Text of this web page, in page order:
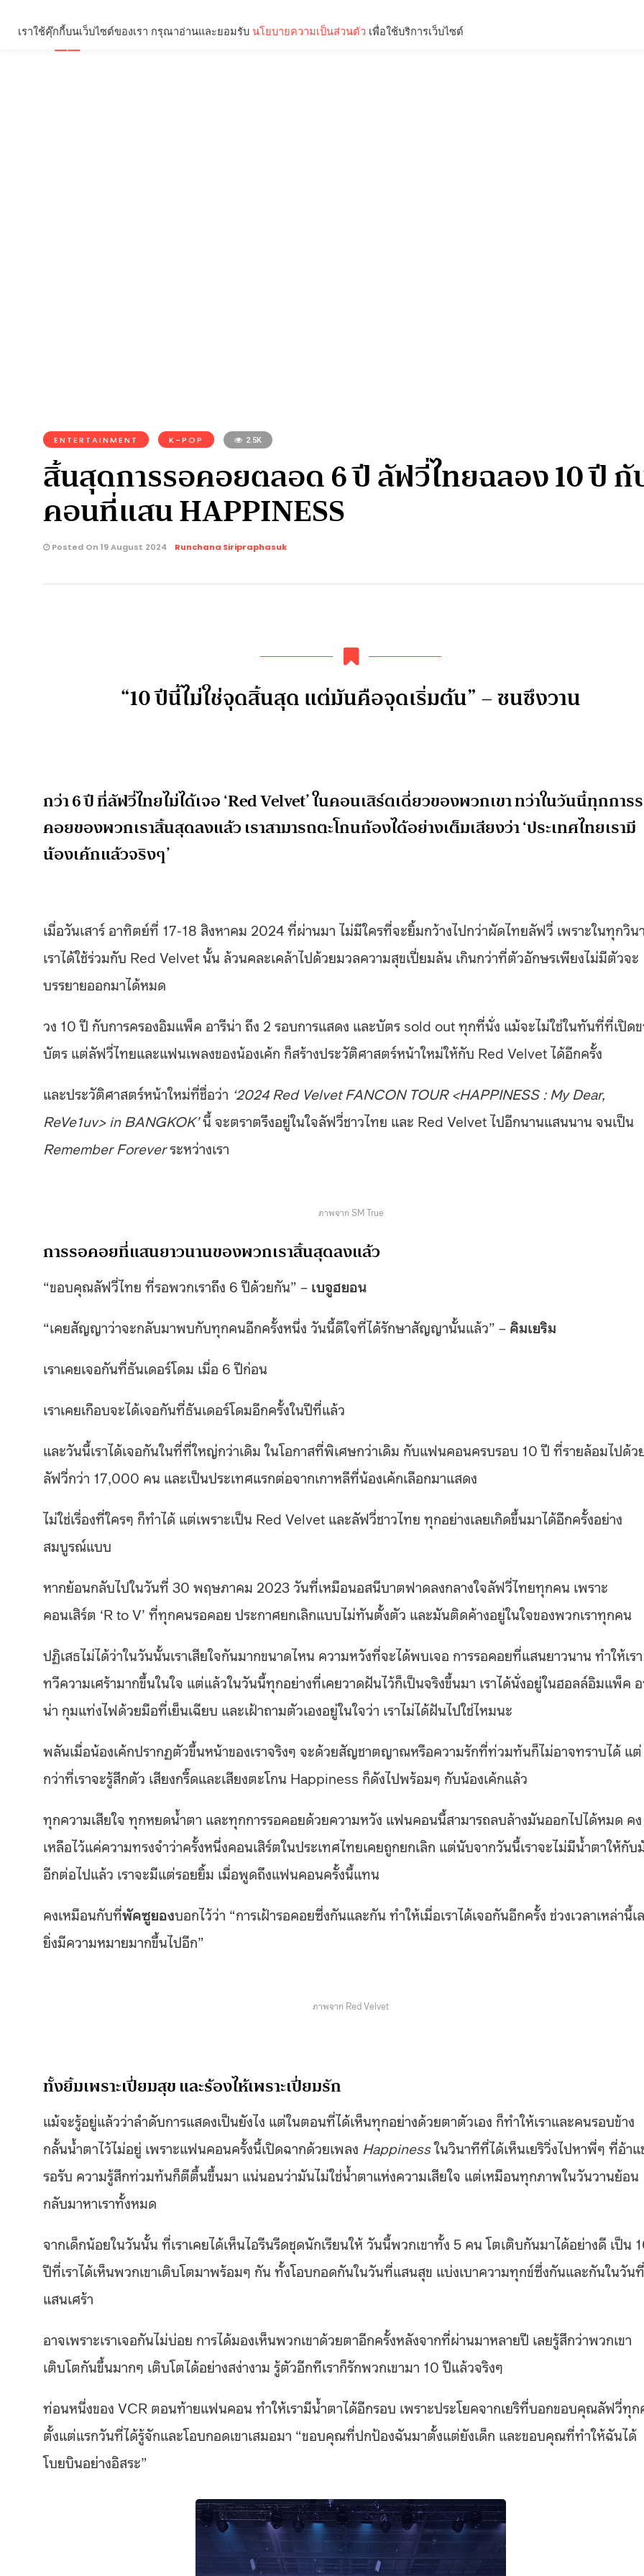
ENTERTAINMENT K-POP 2.5K
สิ้นสุดการรอคอยตลอด 6 ปี ลัฟวี่ไทยฉลอง 10 ปี กั
คอนที่แสน HAPPINESS
Posted On 19 August 2024 Runchana Siripraphasuk
“10 ปีนี้ไม่ใช่จุดสิ้นสุด แต่มันคือจุดเริ่มต้น” – ซนซึงวาน
กว่า 6 ปี ที่ลัฟวี่ไทยไม่ได้เจอ ‘Red Velvet’ ในคอนเสิร์ตเดี่ยวของพวกเขา ทว่าในวันนี้ทุกการ
คอยของพวกเราสิ้นสุดลงแล้ว เราสามารถตะโกนก้องได้อย่างเต็มเสียงว่า ‘ประเทศไทยเรามี
น้องเค้กแล้วจริงๆ’
เมื่อวันเสาร์ อาทิตย์ที่ 17-18 สิงหาคม 2024 ที่ผ่านมา ไม่มีใครที่จะยิ้มกว้างไปกว่าผัดไทยลัฟวี่ เพราะในทุกวิน
เราได้ใช้ร่วมกับ Red Velvet นั้น ล้วนคละเคล้าไปด้วยมวลความสุขเปี่ยมล้น เกินกว่าที่ตัวอักษรเพียงไม่มีตัวจะ
บรรยายออกมาได้หมด
วง 10 ปี กับการครองอิมแพ็ค อารีน่า ถึง 2 รอบการแสดง และบัตร sold out ทุกที่นั่ง แม้จะไม่ใช่ในทันที่ที่เปิด
บัตร แต่ลัฟวี่ไทยและแฟนเพลงของน้องเค้ก ก็สร้างประวัติศาสตร์หน้าใหม่ให้กับ Red Velvet ได้อีกครั้ง
และประวัติศาสตร์หน้าใหม่ที่ชื่อว่า ‘2024 Red Velvet FANCON TOUR <HAPPINESS : My Dear,
ReVe1uv> in BANGKOK’นี้ จะตราตรึงอยู่ในใจลัฟวี่ชาวไทย และ Red Velvet ไปอีกนานแสนนาน จนเป็น
Remember Foreverระหว่างเรา
ภาพจาก SM True
การรอคอยที่แสนยาวนานของพวกเราสิ้นสุดลงแล้ว
“ขอบคุณลัฟวี่ไทย ที่รอพวกเราถึง 6 ปีด้วยกัน” – เบจูฮยอน
“เคยสัญญาว่าจะกลับมาพบกับทุกคนอีกครั้งหนึ่ง วันนี้ดีใจที่ได้รักษาสัญญานั้นแล้ว” – คิมเยริม
เราเคยเจอกันที่ธันเดอร์โดม เมื่อ 6 ปีก่อน
เราเคยเกือบจะได้เจอกันที่ธันเดอร์โดมอีกครั้งในปีที่แล้ว
และวันนี้เราได้เจอกันในที่ที่ใหญ่กว่าเดิม ในโอกาสที่พิเศษกว่าเดิม กับแฟนคอนครบรอบ 10 ปี ที่รายล้อมไปด้ว
ลัฟวี่กว่า 17,000 คน และเป็นประเทศแรกต่อจากเกาหลีที่น้องเค้กเลือกมาแสดง
ไม่ใช่เรื่องที่ใครๆ ก็ทำได้ แต่เพราะเป็น Red Velvet และลัฟวี่ชาวไทย ทุกอย่างเลยเกิดขึ้นมาได้อีกครั้งอย่าง
สมบูรณ์แบบ
หากย้อนกลับไปในวันที่ 30 พฤษภาคม 2023 วันที่เหมือนอสนีบาตฟาดลงกลางใจลัฟวี่ไทยทุกคน เพราะ
คอนเสิร์ต ‘R to V’ ที่ทุกคนรอคอย ประกาศยกเลิกแบบไม่ทันตั้งตัว และมันติดค้างอยู่ในใจของพวกเราทุกคน
ปฏิเสธไม่ได้ว่าในวันนั้นเราเสียใจกันมากขนาดไหน ความหวังที่จะได้พบเจอ การรอคอยที่แสนยาวนาน ทำให้เรา
ทวีความเศร้ามากขึ้นในใจ แต่แล้วในวันนี้ทุกอย่างที่เคยวาดฝันไว้ก็เป็นจริงขึ้นมา เราได้นั่งอยู่ในฮอลล์อิมแพ็ค
น่า กุมแท่งไฟด้วยมือที่เย็นเฉียบ และเฝ้าถามตัวเองอยู่ในใจว่า เราไม่ได้ฝันไปใช่ไหมนะ
พลันเมื่อน้องเค้กปรากฏตัวขึ้นหน้าของเราจริงๆ จะด้วยสัญชาตญาณหรือความรักที่ท่วมท้นก็ไม่อาจทราบได้ แต่
กว่าที่เราจะรู้สึกตัว เสียงกรี๊ดและเสียงตะโกน Happiness ก็ดังไปพร้อมๆ กับน้องเค้กแล้ว
ทุกความเสียใจ ทุกหยดน้ำตา และทุกการรอคอยด้วยความหวัง แฟนคอนนี้สามารถลบล้างมันออกไปได้หมด คง
เหลือไว้แค่ความทรงจำว่าครั้งหนึ่งคอนเสิร์ตในประเทศไทยเคยถูกยกเลิก แต่นับจากวันนี้เราจะไม่มีน้ำตาให้กับ
อีกต่อไปแล้ว เราจะมีแต่รอยยิ้ม เมื่อพูดถึงแฟนคอนครั้งนี้แทน
คงเหมือนกับที่พัคซูยองบอกไว้ว่า “การเฝ้ารอคอยซึ่งกันและกัน ทำให้เมื่อเราได้เจอกันอีกครั้ง ช่วงเวลาเหล่านี้เ
ยิ่งมีความหมายมากขึ้นไปอีก”
ภาพจาก Red Velvet
ทั้งยิ้มเพราะเปี่ยมสุข และร้องไห้เพราะเปี่ยมรัก
แม้จะรู้อยู่แล้วว่าลำดับการแสดงเป็นยังไง แต่ในตอนที่ได้เห็นทุกอย่างด้วยตาตัวเอง ก็ทำให้เราและคนรอบข้าง
กลั้นน้ำตาไว้ไม่อยู่ เพราะแฟนคอนครั้งนี้เปิดฉากด้วยเพลง Happinessในวินาทีที่ได้เห็นเยริวิ่งไปหาพี่ๆ ที่อ้าแ
รอรับ ความรู้สึกท่วมท้นก็ตีตื้นขึ้นมา แน่นอนว่ามันไม่ใช่น้ำตาแห่งความเสียใจ แต่เหมือนทุกภาพในวันวานย้อน
กลับมาหาเราทั้งหมด
จากเด็กน้อยในวันนั้น ที่เราเคยได้เห็นไอรีนรีดชุดนักเรียนให้ วันนี้พวกเขาทั้ง 5 คน โตเติบกันมาได้อย่างดี เป็น
ปีที่เราได้เห็นพวกเขาเติบโตมาพร้อมๆ กัน ทั้งโอบกอดกันในวันที่แสนสุข แบ่งเบาความทุกข์ซึ่งกันและกันในวันที่
แสนเศร้า
อาจเพราะเราเจอกันไม่บ่อย การได้มองเห็นพวกเขาด้วยตาอีกครั้งหลังจากที่ผ่านมาหลายปี เลยรู้สึกว่าพวกเขา
เติบโตกันขึ้นมากๆ เติบโตได้อย่างสง่างาม รู้ตัวอีกทีเราก็รักพวกเขามา 10 ปีแล้วจริงๆ
ท่อนหนึ่งของ VCR ตอนท้ายแฟนคอน ทำให้เรามีน้ำตาได้อีกรอบ เพราะประโยคจากเยริที่บอกขอบคุณลัฟวี่ทุ
ตั้งแต่แรกวันที่ได้รู้จักและโอบกอดเขาเสมอมา “ขอบคุณที่ปกป้องฉันมาตั้งแต่ยังเด็ก และขอบคุณที่ทำให้ฉันได้
โบยบินอย่างอิสระ”
เราใช้คุ๊กกี้บนเว็บไซต์ของเรา กรุณาอ่านและยอมรับ นโยบายความเป็นส่วนตัว เพื่อใช้บริการเว็บไซต์